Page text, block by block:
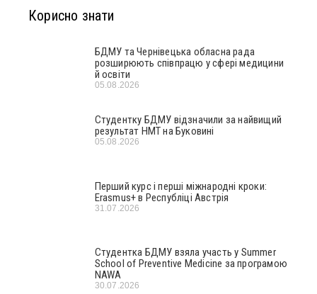
Корисно знати
БДМУ та Чернівецька обласна рада
розширюють співпрацю у сфері медицини
й освіти
05.08.2026
Студентку БДМУ відзначили за найвищий
результат НМТ на Буковині
05.08.2026
Перший курс і перші міжнародні кроки:
Erasmus+ в Республіці Австрія
31.07.2026
Студентка БДМУ взяла участь у Summer
School of Preventive Medicine за програмою
NAWA
30.07.2026